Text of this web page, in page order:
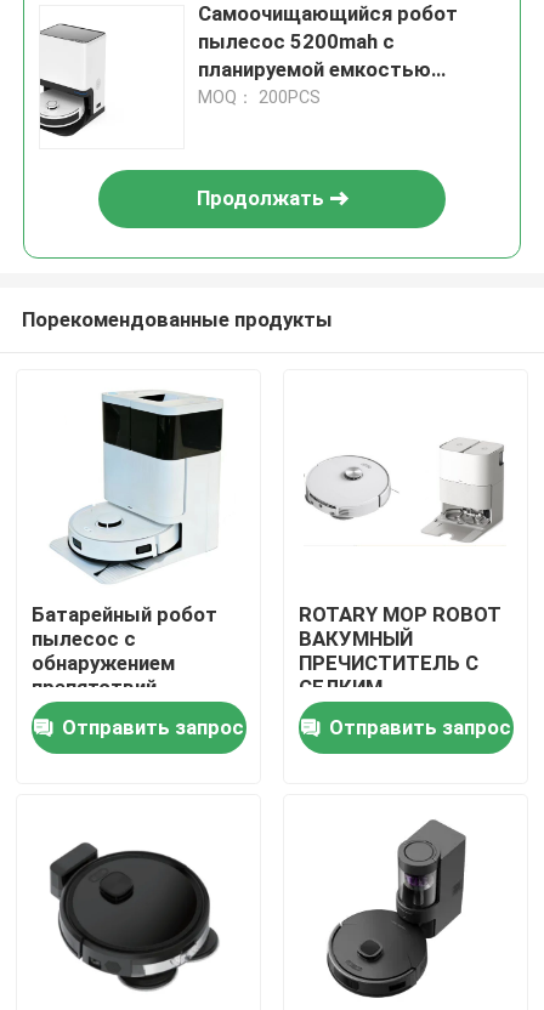
дом
видео
Самоочищающийся робот
пылесос 5200mah с
планируемой емкостью
пылесоса 1,8 л
MOQ： 200PCS
Продолжать
Порекомендованные продукты
Батарейный робот
пылесос с
обнаружением
препятствий
Отправить запрос
ROTARY MOP ROBOT
ВАКУМНЫЙ
ПРЕЧИСТИТЕЛЬ С
СЕЛКИМ
ПРЕЧИСТИТЕЛЬНЫМ
И ГОРОТОВОДНЫМ
СУШИТЕЛЬНЫМ
Отправить запрос